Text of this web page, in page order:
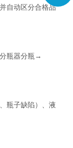
自动区分合格品
瓶器分瓶→
瓶子缺陷）、液